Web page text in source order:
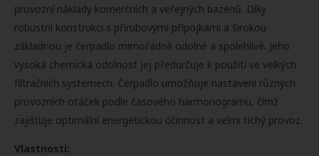
provozní náklady komerčních a veřejných bazénů. Díky
robustní konstrukci s přírubovými přípojkami a širokou
základnou je čerpadlo mimořádně odolné a spolehlivé. Jeho
vysoká chemická odolnost jej předurčuje k použití ve velkých
filtračních systémech. Čerpadlo umožňuje nastavení různých
provozních otáček podle časového harmonogramu, čímž
zajišťuje optimální energetickou účinnost a velmi tichý provoz.
Vlastnosti: